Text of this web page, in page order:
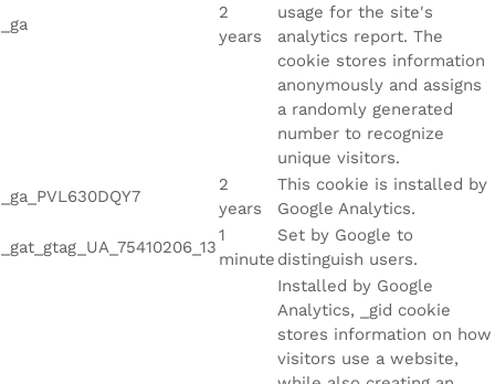
_ga
2
years
usage for the site's
analytics report. The
cookie stores information
anonymously and assigns
a randomly generated
number to recognize
unique visitors.
_ga_PVL630DQY7
2
years
This cookie is installed by
Google Analytics.
_gat_gtag_UA_75410206_13
1
minute
Set by Google to
distinguish users.
Installed by Google
Analytics, _gid cookie
stores information on how
visitors use a website,